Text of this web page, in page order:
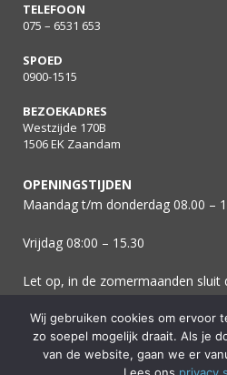
TELEFOON
075 – 6531 653
SPOED
0900-1515
BEZOEKADRES
Westzijde 170B
1506 EK Zaandam
OPENINGSTIJDEN
Maandag t/m donderdag 08.00 –
Vrijdag 08:00 – 15.30
Let op, in de zomermaanden sluit
Wij gebruiken cookies om ervoor
zo soepel mogelijk draait. Als je
van de website, gaan we er